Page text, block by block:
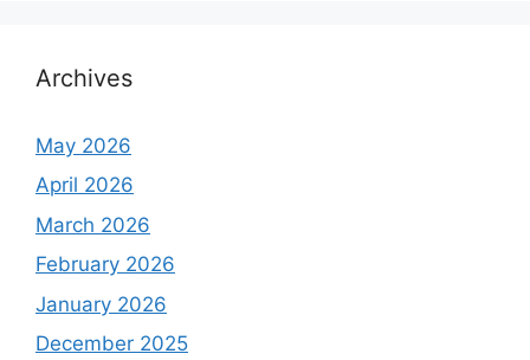
Archives
May 2026
April 2026
March 2026
February 2026
January 2026
December 2025